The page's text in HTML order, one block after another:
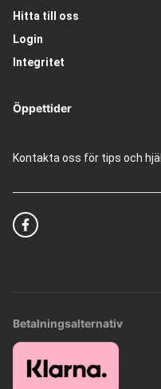
Hitta till oss
Login
Integritet
Öppettider
Kontakta oss för tips och
Betalningsalternativ